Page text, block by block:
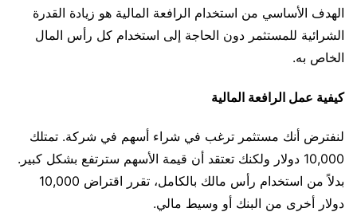
الهدف الأساسي من استخدام الرافعة المالية هو زيادة القدرة
الشرائية للمستثمر دون الحاجة إلى استخدام كل رأس المال
الخاص به.
كيفية عمل الرافعة المالية
لنفترض أنك مستثمر ترغب في شراء أسهم في شركة. تمتلك
10,000 دولار ولكنك تعتقد أن قيمة الأسهم سترتفع بشكل كبير.
بدلاً من استخدام رأس مالك بالكامل، تقرر اقتراض 10,000
دولار أخرى من البنك أو وسيط مالي.